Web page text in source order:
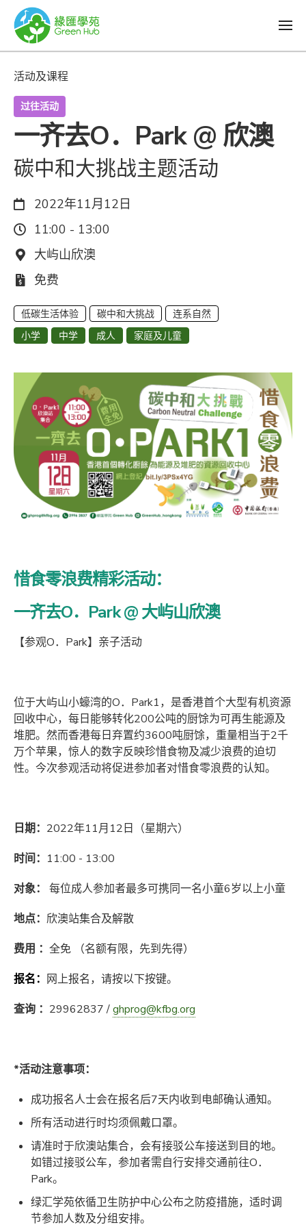
活动及课程
过往活动
一齐去O．Park @ 欣澳
碳中和大挑战主题活动
日期：
2022年11月12日
时间：
11:00 - 13:00
地点：
大屿山欣澳
费用：
免费
低碳生活体验 碳中和大挑战
连系自然
小学
中学 成人 家庭及儿童
惜食零浪费精彩活动：
一齐去O．Park @ 大屿山欣澳
【参观O．Park】亲子活动
位于大屿山小蠔湾的O．Park1，是香港首个大型有机资源
回收中心，每日能够转化200公吨的厨馀为可再生能源及
堆肥。然而香港每日弃置约3600吨厨馀，重量相当于2千
万个苹果，惊人的数字反映珍惜食物及减少浪费的迫切
性。今次参观活动将促进参加者对惜食零浪费的认知。
日期： 2022年11月12日（星期六）
时间： 11:00 - 13:00
对象：
每位成人参加者最多可携同一名小童6岁以上小童
地点： 欣澳站集合及解散
费用 ： 全免 （名额有限，先到先得）
报名： 网上报名，请按以下按键。
查询 ： 29962837 /ghprog@kfbg.org
*活动注意事项：
成功报名人士会在报名后7天内收到电邮确认通知。
所有活动进行时均须佩戴口罩。
请准时于欣澳站集合，会有接驳公车接送到目的地。
如错过接驳公车，参加者需自行安排交通前往O．
Park。
绿汇学苑依循卫生防护中心公布之防疫措施，适时调
节参加人数及分组安排。